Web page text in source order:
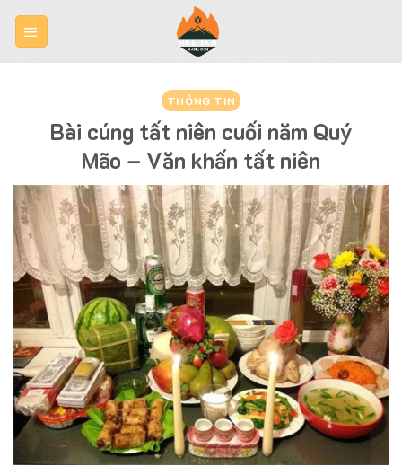
Skip
THÔNG TIN
Bài cúng tất niên cuối năm Quý
Mão – Văn khấn tất niên